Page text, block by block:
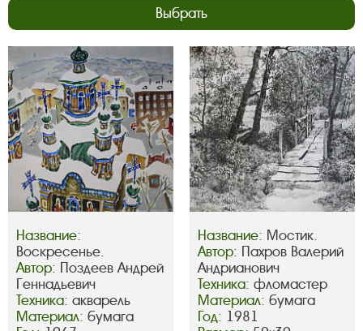
Выбрать
Название:
Воскресенье.
Автор: Поздеев Андрей
Геннадьевич
Техника: акварель
Материал: бумага
Название: Мостик.
Автор: Пахров Валерий
Андрианович
Техника: фломастер
Материал: бумага
Год: 1981